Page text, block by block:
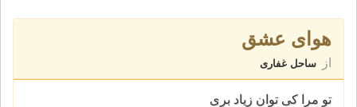
هواى عشق
از ساحل غفاری
تو مرا كى توان زياد برى